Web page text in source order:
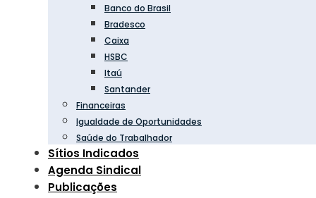
Banco do Brasil
Bradesco
Caixa
HSBC
Itaú
Santander
Financeiras
Igualdade de Oportunidades
Saúde do Trabalhador
Sítios Indicados
Agenda Sindical
Publicações